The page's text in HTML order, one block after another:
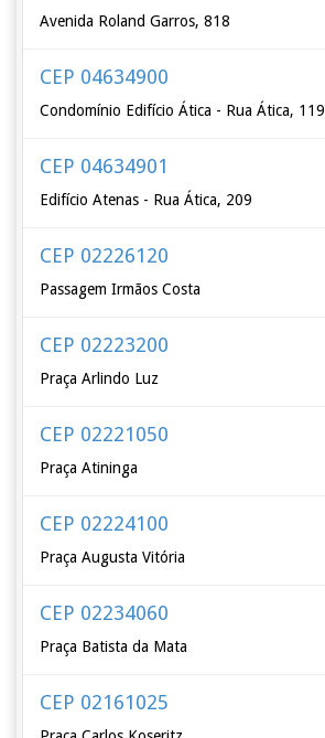
Avenida Roland Garros, 818
CEP 04634900
Condomínio Edifício Ática - Rua Ática, 119
CEP 04634901
Edifício Atenas - Rua Ática, 209
CEP 02226120
Passagem Irmãos Costa
CEP 02223200
Praça Arlindo Luz
CEP 02221050
Praça Atininga
CEP 02224100
Praça Augusta Vitória
CEP 02234060
Praça Batista da Mata
CEP 02161025